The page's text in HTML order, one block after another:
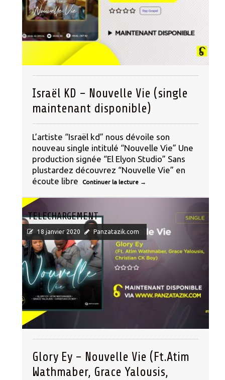
Israël KD – Nouvelle Vie (single
maintenant disponible)
L’artiste “Israël kd” nous dévoile son
nouveau single intitulé “Nouvelle Vie” Une
production signée “El Elyon Studio” Sans
plustardez découvrez “Nouvelle Vie” en
écoute libre
Continuer la lecture →
TELECHARGEMENT
18 janvier 2020 Panzatazik.com
Glory Ey – Nouvelle Vie (Ft.Atim
Wathmaber, Grace Yalousis,